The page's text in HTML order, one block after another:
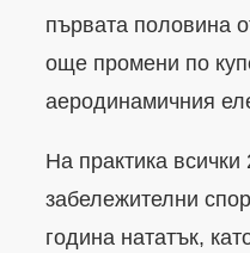
първата половина
още промени по
аеродинамичния
На практика
забележителни
година нататък,